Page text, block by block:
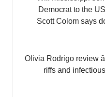
Democrat to the
Scott Colom says
Olivia Rodrigo review
riffs and